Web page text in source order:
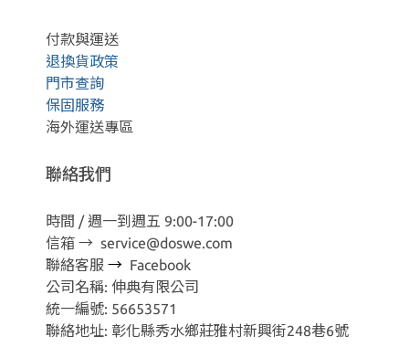
付款與運送
退換貨政策
門市查詢
保固服務
海外運送專區
聯絡我們
時間 / 週一到週五 9:00-17:00
信箱 → service@doswe.com
聯絡客服 → Facebook
公司名稱: 伸典有限公司
統一編號: 56653571
聯絡地址: 彰化縣秀水鄉莊雅村新興街248巷6號